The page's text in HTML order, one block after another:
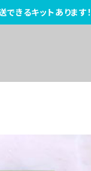
きるキットあります！